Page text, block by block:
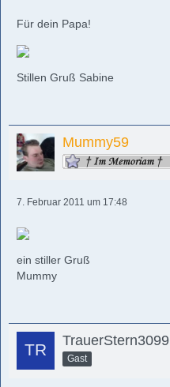
Für dein Papa!
Stillen Gruß Sabine
Mummy59
7. Februar 2011 um 17:48
ein stiller Gruß
Mummy
TrauerStern3099
Gast